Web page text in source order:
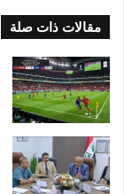
مقالات ذات صلة